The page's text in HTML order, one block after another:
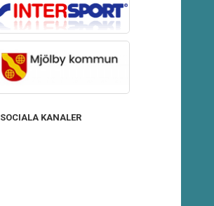
SOCIALA KANALER